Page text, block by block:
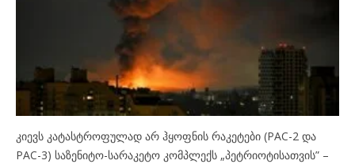
კიევს კატასტროფულად არ ჰყოფნის რაკეტები (PAC-2 და
PAC-3) საზენიტო-სარაკეტო კომპლექს „პეტრიოტისათვის” –